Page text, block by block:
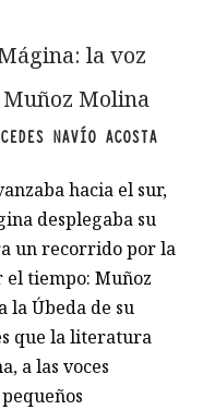
la voz
Molina
NAVÍO ACOSTA
hacia el sur,
desplegaba su
un recorrido por la
tiempo: Muñoz
la Úbeda de su
que la literatura
a las voces